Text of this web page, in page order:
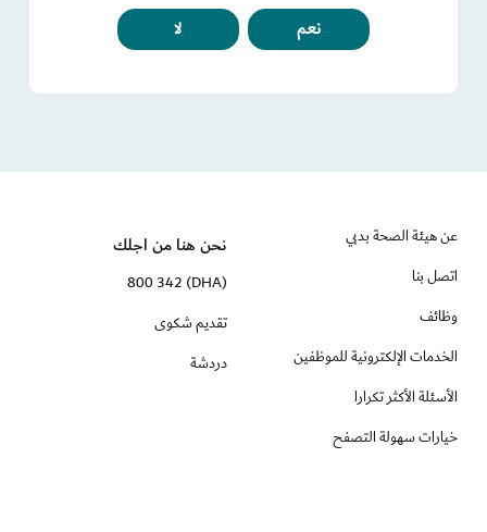
نعم لا
عن هيئة الصحة بدبي
اتصل بنا
وظائف
الخدمات الإلكترونية للموظفين
الأسئلة الأكثر تكرارا
خيارات سهولة التصفح
نحن هنا من اجلك
(DHA) 800 342
تقديم شكوى
دردشة